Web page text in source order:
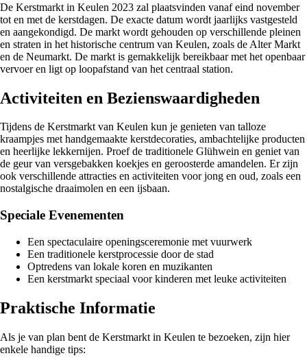
De Kerstmarkt in Keulen 2023 zal plaatsvinden vanaf eind november
tot en met de kerstdagen. De exacte datum wordt jaarlijks vastgesteld
en aangekondigd. De markt wordt gehouden op verschillende pleinen
en straten in het historische centrum van Keulen, zoals de Alter Markt
en de Neumarkt. De markt is gemakkelijk bereikbaar met het openbaar
vervoer en ligt op loopafstand van het centraal station.
Activiteiten en Bezienswaardigheden
Tijdens de Kerstmarkt van Keulen kun je genieten van talloze
kraampjes met handgemaakte kerstdecoraties, ambachtelijke producten
en heerlijke lekkernijen. Proef de traditionele Glühwein en geniet van
de geur van versgebakken koekjes en geroosterde amandelen. Er zijn
ook verschillende attracties en activiteiten voor jong en oud, zoals een
nostalgische draaimolen en een ijsbaan.
Speciale Evenementen
Een spectaculaire openingsceremonie met vuurwerk
Een traditionele kerstprocessie door de stad
Optredens van lokale koren en muzikanten
Een kerstmarkt speciaal voor kinderen met leuke activiteiten
Praktische Informatie
Als je van plan bent de Kerstmarkt in Keulen te bezoeken, zijn hier
enkele handige tips: